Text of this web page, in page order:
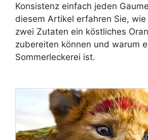
Konsistenz einfach jeden
diesem Artikel erfahren Sie,
zwei Zutaten ein köstliches
zubereiten können und warum
Sommerleckerei ist.